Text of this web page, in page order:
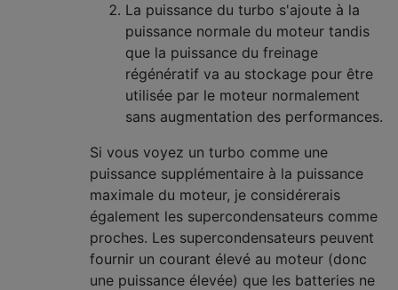
La puissance du turbo s'ajoute à la
puissance normale du moteur tandis
que la puissance du freinage
régénératif va au stockage pour être
utilisée par le moteur normalement
sans augmentation des performances.
Si vous voyez un turbo comme une
puissance supplémentaire à la puissance
maximale du moteur, je considérerais
également les supercondensateurs comme
proches. Les supercondensateurs peuvent
fournir un courant élevé au moteur (donc
une puissance élevée) que les batteries ne